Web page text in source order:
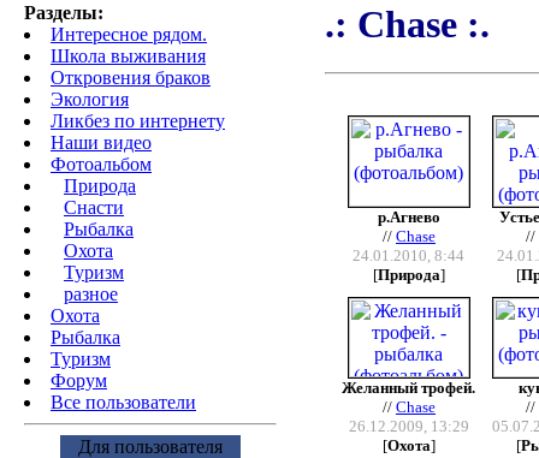
Разделы:
Интересное рядом.
Школа выживания
Откровения браков
Экология
Ликбез по интернету
Наши видео
Фотоальбом
Природа
Cнасти
Рыбалка
Охота
Туризм
разное
Охота
Pыбалка
Туризм
Форум
Все пользователи
Для пользователя
.: Chase :.
р.Агнево
// Chase
24.01.2010, 8:44
[Природа]
//
[
Желанный трофей.
// Chase
26.12.2009, 13:29
[Охота]
//
[